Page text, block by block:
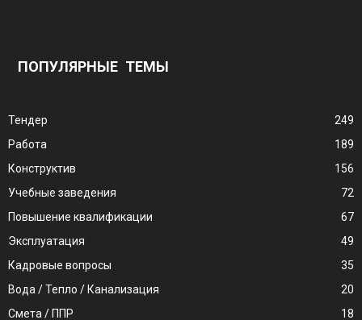
ПОПУЛЯРНЫЕ ТЕМЫ
Тендер
249
Работа
189
Конструктив
156
Учебные заведения
72
Повышение квалификации
67
Эксплуатация
49
Кадровые вопросы
35
Вода / Тепло / Канализация
20
Смета / ППР
18